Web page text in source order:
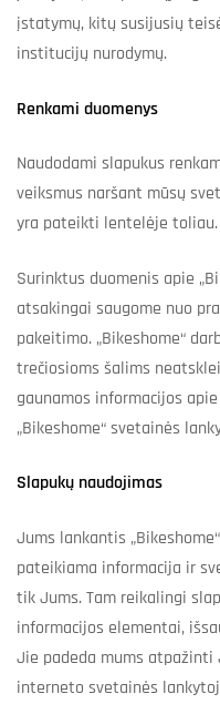
įstatymų, kitų susijusių
institucijų nurodymų.
Renkami duomenys
Naudodami slapukus
veiksmus naršant mūsų
yra pateikti lentelėje toliau.
Surinktus duomenis apie
atsakingai saugome nuo
pakeitimo. „Bikeshome“
trečiosioms šalims
gaunamos informacijos
„Bikeshome“ svetainės
Slapukų naudojimas
Jums lankantis
pateikiama informacija ir
tik Jums. Tam reikalingi
informacijos elementai,
Jie padeda mums atpažinti
interneto svetainės